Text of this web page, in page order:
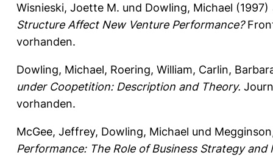
Wisnieski, Joette M. und Dowling, Michael (1997)
Structure Affect New Venture Performance?
vorhanden.
Dowling, Michael, Roering, William, Carlin,
under Coopetition: Description and Theory.
vorhanden.
McGee, Jeffrey, Dowling, Michael und
Performance: The Role of Business Strategy and